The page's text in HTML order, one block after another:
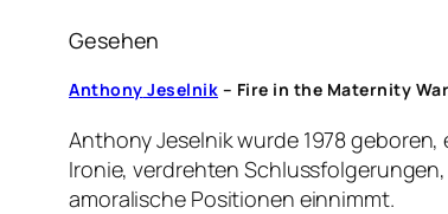
Gesehen
Anthony Jeselnik – Fire in the Maternity
Anthony Jeselnik wurde 1978
Ironie, verdrehten
amoralische Positionen einnimmt.